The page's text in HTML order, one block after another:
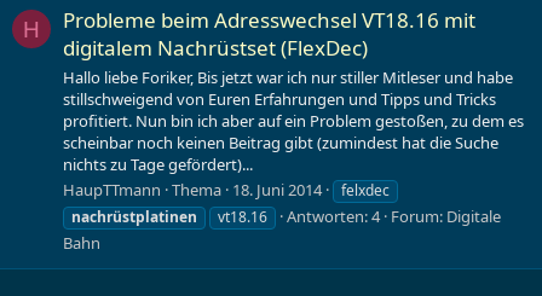
H
Probleme beim Adresswechsel VT18.16 mit
digitalem Nachrüstset (FlexDec)
Hallo liebe Foriker, Bis jetzt war ich nur stiller Mitleser und habe
stillschweigend von Euren Erfahrungen und Tipps und Tricks
profitiert. Nun bin ich aber auf ein Problem gestoßen, zu dem es
scheinbar noch keinen Beitrag gibt (zumindest hat die Suche
nichts zu Tage gefördert)...
HaupTTmann Thema 18. Juni 2014
felxdec
nachrüstplatinen
vt18.16 Antworten: 4 Forum: Digitale
Bahn